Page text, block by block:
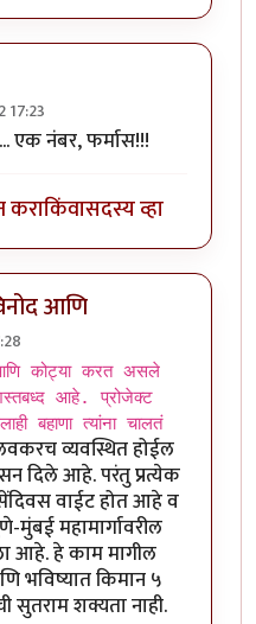
... एक नंबर, फर्मास!!!
कराकिंवासदस्य व्हा
आणि
आणि कोट्या करत असले
आहे. प्रोजेक्ट
बहाणा त्यांना चालतं
व्यवस्थित होईल
दिले आहे. परंतु प्रत्येक
वाईट होत आहे व
मुंबई महामार्गावरील
आहे. हे काम मागील
भविष्यात किमान ५
सुतराम शक्यता नाही.